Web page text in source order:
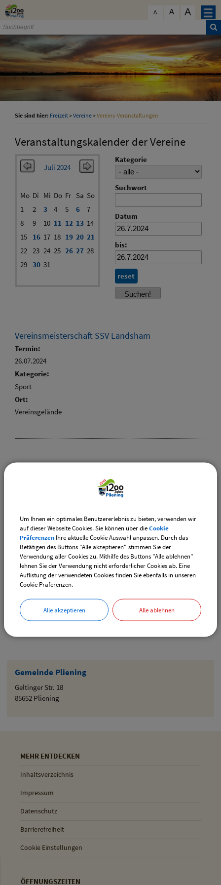
Zum Inhalt
A A A
Gemeinde Pliening
Geltinger Str. 18
85652 Pliening
Sie sind hier: Freizeit>Vereine>Vereins-Veranstaltungen
Veranstaltungskalender der Vereine
Juli 2024
Mo Di Mi Do Fr Sa So
1
2 3 4 5 6
7
8
9 10 11 12 13 14
15
16 17 18 19 20 21
22 23 24 25 26 27 28
29 30 31
Kategorie
Suchwort
Datum
bis:
reset
Vereinsmeisterschaft SSV Landsham
Termin:
26.07.2024
Kategorie:
Sport
Ort:
Vereinsgelände
Vereinsangebote speziell für junge Leute
Downloads
Den gewählten Termin als VCS-Kalenderdatei
downloaden
Den gewählten Termin als iCal-Kalenderdatei
MEHR ENTDECKEN
Inhaltsverzeichnis
Impressum
Datenschutz
Barrierefreiheit
Cookie Einstellungen
ÖFFNUNGSZEITEN
Um Ihnen ein optimales Benutzererlebnis zu bieten, verwenden wir
auf dieser Webseite Cookies. Sie können über dieCookie
Präferenzen Ihre aktuelle Cookie Auswahl anpassen. Durch das
Betätigen des Buttons "Alle akzeptieren" stimmen Sie der
Verwendung aller Cookies zu. Mithilfe des Buttons "Alle ablehnen"
lehnen Sie der Verwendung nicht erforderlicher Cookies ab. Eine
Auflistung der verwendeten Cookies finden Sie ebenfalls in unseren
Cookie Präferenzen.
Alle akzeptieren Alle ablehnen
schließen